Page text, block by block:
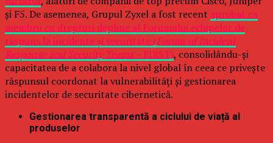
și F5. De asemenea, Grupul Zyxel a fost recent aprobat ca
membru cu drepturi depline al Forumului echipelor de
răspuns la incidente și securitate (Forum of Incident
Response and Security Teams –FIRST), consolidându-și
capacitatea de a colabora la nivel global în ceea ce privește
răspunsul coordonat la vulnerabilități și gestionarea
incidentelor de securitate cibernetică.
Gestionarea transparentă a ciclului de viață al
produselor